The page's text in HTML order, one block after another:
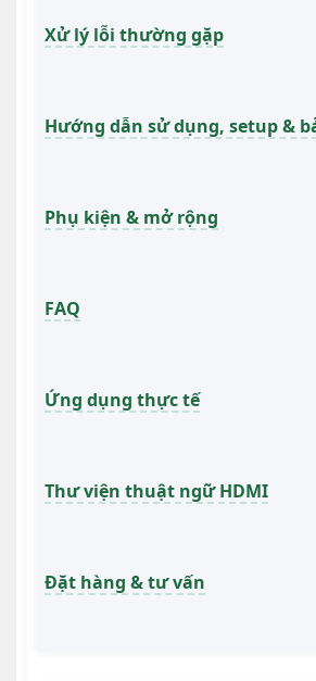
Xử lý lỗi thường gặp
Hướng dẫn sử dụng, setup &
Phụ kiện & mở rộng
FAQ
Ứng dụng thực tế
Thư viện thuật ngữ HDMI
Đặt hàng & tư vấn